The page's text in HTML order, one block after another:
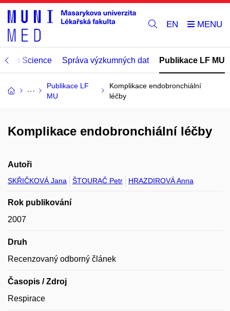
EN
Open Science Správa výzkumných dat Publikace LF MU
Publikace LF
MU
Komplikace endobronchiální
léčby
Komplikace endobronchiální léčby
Autoři
SKŘIČKOVÁ Jana ŠTOURAČ Petr HRAZDIROVÁ Anna
Rok publikování
2007
Druh
Recenzovaný odborný článek
Časopis / Zdroj
Respirace